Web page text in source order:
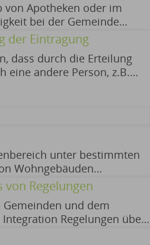
von Apotheken oder im
bei der Gemeinde
für Gesundheit,
der Eintragung
dass durch die Erteilung
eine andere Person, z.B.
auf Antrag bei der
schutzwürdige
einer anderen Person
Bei der
auch zu
angehören, der
Tätigkeit allgemein
ausgesetzt sieht. Die
jedoch nicht für die
unter bestimmten
Wohngebäuden
22.01.2026 Bayerisches
von Regelungen
und dem
Regelungen über
zu erlassen. 04.02.2026